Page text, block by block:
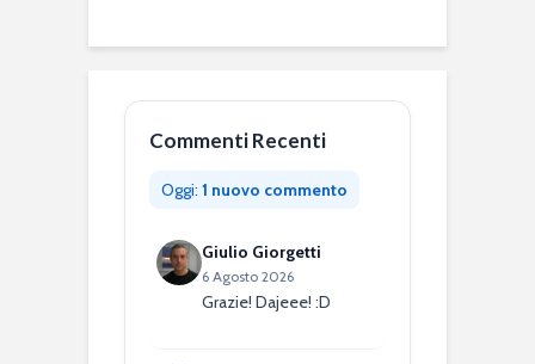
Commenti Recenti
Oggi: 1 nuovo commento
Giulio Giorgetti
6 Agosto 2026
Grazie! Dajeee! :D